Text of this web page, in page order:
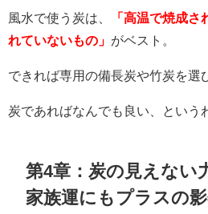
風水で使う炭は、
「高温で焼成
れていないもの」 がベスト。
できれば専用の備長炭や竹炭を選
炭であればなんでも良い、という
第4章：炭の見えない
家族運にもプラスの